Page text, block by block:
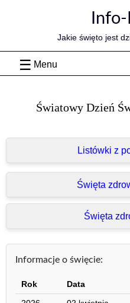
Jakie święto jest
Menu
Światowy Dzień
Listówki z
Święta
Święta
Informacje o święcie:
Rok Data